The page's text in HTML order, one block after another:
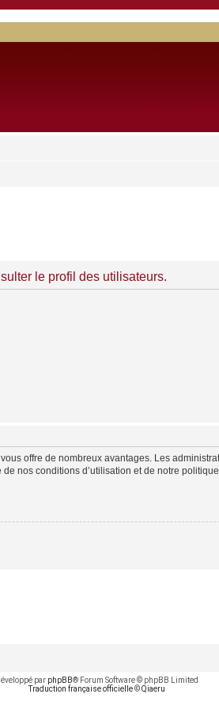
le profil des utilisateurs.
offre de nombreux avantages. Les
nos conditions d’utilisation et de notre
par phpBB® Forum Software © phpBB Limited
Traduction française officielle©Qiaeru